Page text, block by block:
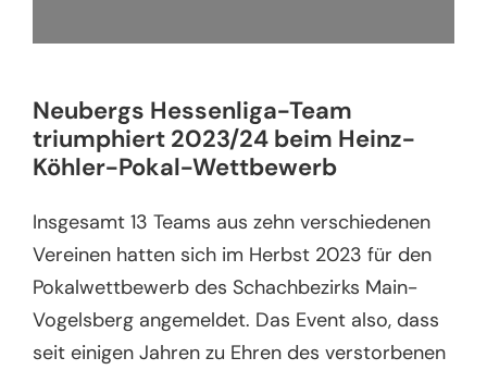
Neubergs Hessenliga-Team
triumphiert 2023/24 beim Heinz-
Köhler-Pokal-Wettbewerb
Insgesamt 13 Teams aus zehn verschiedenen
Vereinen hatten sich im Herbst 2023 für den
Pokalwettbewerb des Schachbezirks Main-
Vogelsberg angemeldet. Das Event also, dass
seit einigen Jahren zu Ehren des verstorbenen